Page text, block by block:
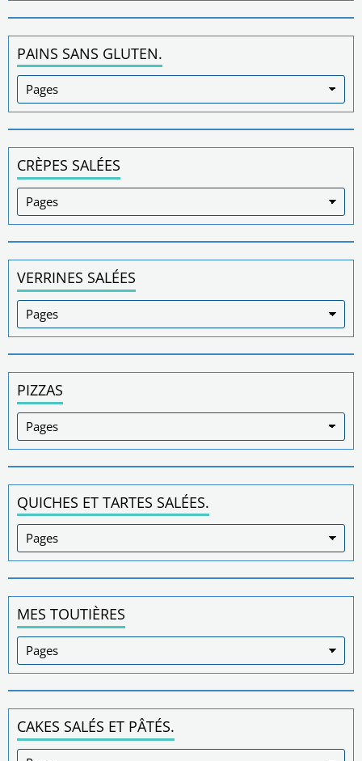
PAINS SANS GLUTEN.
CRÈPES SALÉES
VERRINES SALÉES
PIZZAS
QUICHES ET TARTES SALÉES.
MES TOUTIÈRES
CAKES SALÉS ET PÂTÉS.